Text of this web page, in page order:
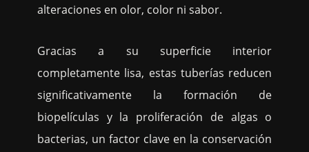
alteraciones en olor, color ni sabor.
Gracias a su superficie interior
completamente lisa, estas tuberías reducen
significativamente la formación de
biopelículas y la proliferación de algas o
bacterias, un factor clave en la conservación